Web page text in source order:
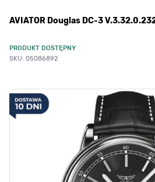
/
AVIATOR Douglas DC-3 V.3.32.0.232.4
AVIATOR Douglas DC-3
PRODUKT DOSTĘPNY
SKU: 05086892